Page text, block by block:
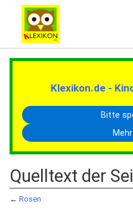
Klexikon.de -
Bitte
Quelltext der
← Rosen